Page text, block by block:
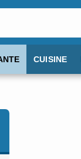
CUISINE